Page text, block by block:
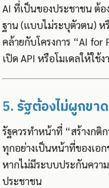
AI ที่เป็นของประชาชน ต้อ
ฐาน (แบบไม่ระบุตัวตน) ห
คล้ายกับโครงการ “AI for
เปิด API หรือโมเดลให้ใช้
5.รัฐต้องไม่ผูกขา
รัฐควรทำหน้าที่ “สร้างกติ
ทุกอย่างเป็นหน้าที่ของเอ
หากไม่มีระบบประกันควา
ประชาชน